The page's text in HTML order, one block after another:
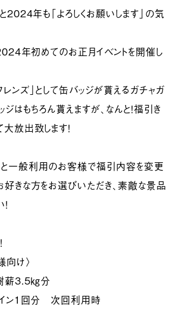
2024年も「よろしくお願いします」の気
年初めてのお正月イベントを開催し
ンズ」として缶バッジが貰えるガチャガ
はもちろん貰えますが、なんと！福引き
放出致します！
一般利用のお客様で福引内容を変更
好きな方をお選びいただき、素敵な景品
向け〉
薪3.5㎏分
イン1回分 次回利用時